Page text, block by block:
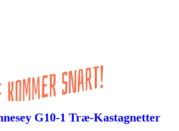
G10-1 Træ-Kastagnetter